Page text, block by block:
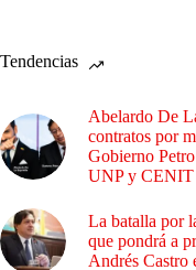
Tendencias
Abelardo De
contratos por
Gobierno
UNP y CENIT
La batalla por
que pondrá a
Andrés Castro